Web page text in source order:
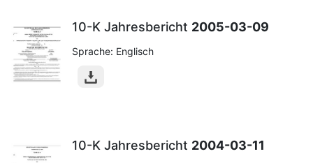
10-K Jahresbericht 2005-03-09
Sprache: Englisch
10-K Jahresbericht 2004-03-11